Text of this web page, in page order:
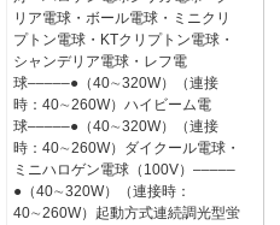
リア電球・ボール電球・ミニクリ
プトン電球・KTクリプトン電球・
シャンデリア電球・レフ電
球‒‒‒‒‒●（40∼320W）（連接
時：40∼260W）ハイビーム電
球‒‒‒‒‒●（40∼320W）（連接
時：40∼260W）ダイクール電球・
ミニハロゲン電球（100V）‒‒‒‒‒
●（40∼320W）（連接時：
40∼260W）起動方式連続調光型蛍